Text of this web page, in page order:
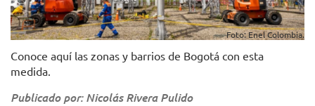
Foto: Enel Colombia.
Conoce aquí las zonas y barrios de Bogotá con esta
medida.
Publicado por: Nicolás Rivera Pulido